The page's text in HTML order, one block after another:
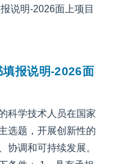
报说明-2026面
科学技术人员在国家
选题，开展创新性的
协调和可持续发展。